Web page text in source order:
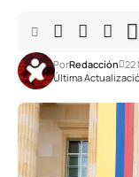
Última
PorRedacción 22